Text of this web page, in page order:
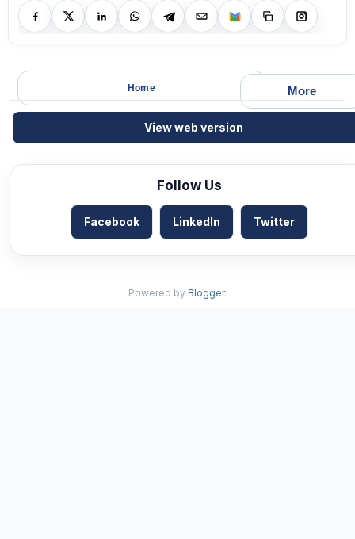
More
Home
View web version
Follow Us
Facebook LinkedIn Twitter
Powered by Blogger.